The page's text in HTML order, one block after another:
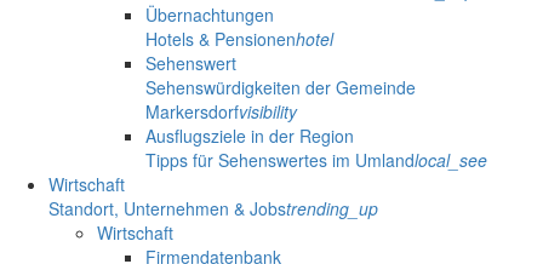
Übernachtungen
Hotels & Pensionenhotel
Sehenswert
Sehenswürdigkeiten der Gemeinde
Markersdorfvisibility
Ausflugsziele in der Region
Tipps für Sehenswertes im Umlandlocal_see
Wirtschaft
Standort, Unternehmen & Jobstrending_up
Wirtschaft
Firmendatenbank